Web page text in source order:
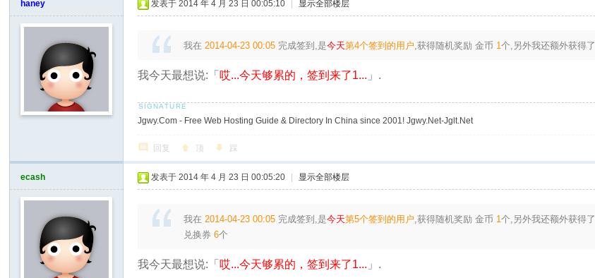
haney 发表于 2014 年 4 月 23 日 00:05:10 显示全部楼层
我在 2014-04-23 00:05 完成签到,是今天第4个签到的用户,获得随机奖励金币 1个,另外我还额外获得了
我今天最想说:「 哎...今天够累的，签到来了1... 」.
Jgwy.Com - Free Web Hosting Guide & Directory In China since 2001! Jgwy.Net-Jglt.Net
回复 顶 踩
ecash 发表于 2014 年 4 月 23 日 00:05:20 显示全部楼层
我在 2014-04-23 00:05 完成签到,是今天第5个签到的用户,获得随机奖励金币 1个,另外我还额外获得了
兑换券6个
我今天最想说:「 哎...今天够累的，签到来了1... 」.